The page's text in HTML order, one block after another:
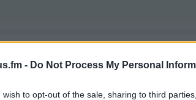
- Do Not Process My Personal
wish to opt-out of the sale, sharing to third